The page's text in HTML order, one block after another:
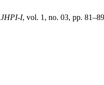
JHPI-I, vol. 1, no. 03, pp.